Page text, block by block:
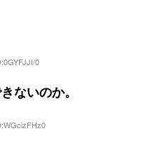
0
ないのか。